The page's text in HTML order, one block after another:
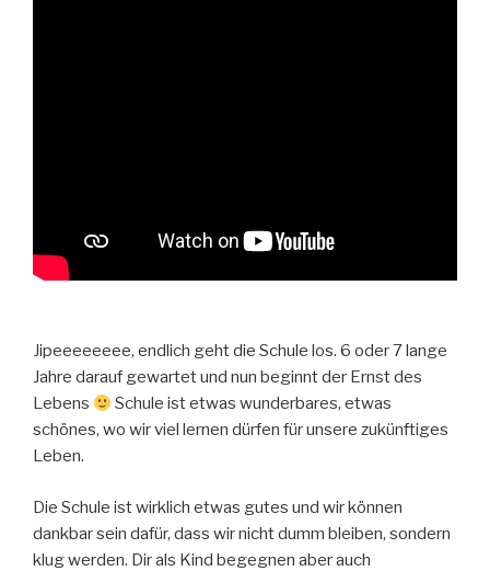
Jipeeeeeeee, endlich geht die Schule los. 6 oder 7 lange
Jahre darauf gewartet und nun beginnt der Ernst des
Lebens
Schule ist etwas wunderbares, etwas
schönes, wo wir viel lernen dürfen für unsere zukünftiges
Leben.
Die Schule ist wirklich etwas gutes und wir können
dankbar sein dafür, dass wir nicht dumm bleiben, sondern
klug werden. Dir als Kind begegnen aber auch